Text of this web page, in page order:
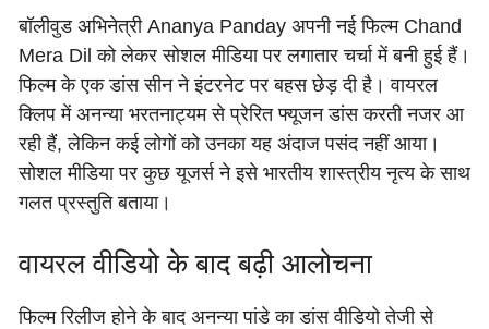
बॉलीवुड अभिनेत्री Ananya Panday अपनी नई फिल्म Chand
Mera Dil को लेकर सोशल मीडिया पर लगातार चर्चा में बनी हुई हैं।
फिल्म के एक डांस सीन ने इंटरनेट पर बहस छेड़ दी है। वायरल
क्लिप में अनन्या भरतनाट्यम से प्रेरित फ्यूजन डांस करती नजर आ
रही हैं, लेकिन कई लोगों को उनका यह अंदाज पसंद नहीं आया।
सोशल मीडिया पर कुछ यूजर्स ने इसे भारतीय शास्त्रीय नृत्य के साथ
गलत प्रस्तुति बताया।
वायरल वीडियो के बाद बढ़ी आलोचना
फिल्म रिलीज होने के बाद अनन्या पांडे का डांस वीडियो तेजी से